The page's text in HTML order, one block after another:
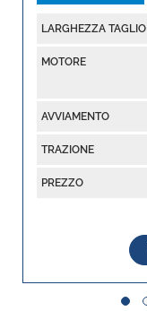
LARGHEZZA TAGLIO
MOTORE
AVVIAMENTO
TRAZIONE
PREZZO